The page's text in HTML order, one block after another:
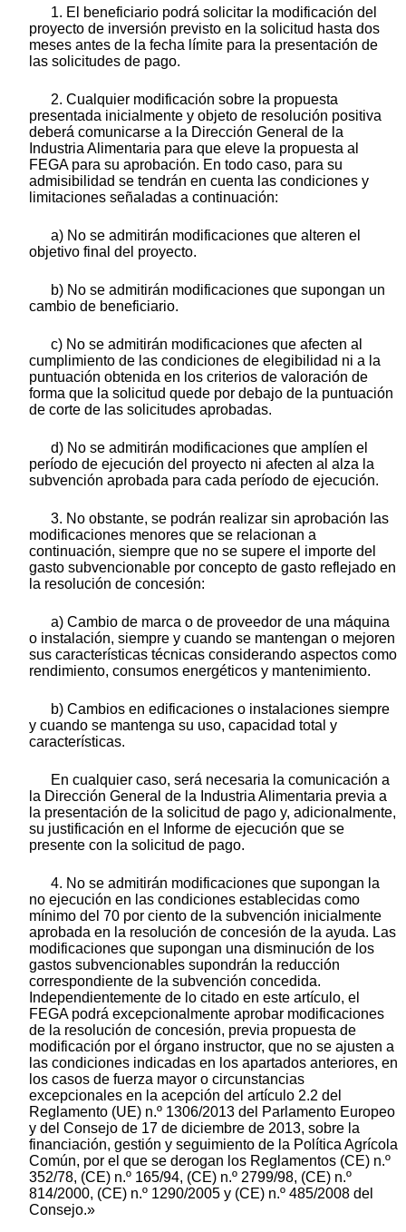
1. El beneficiario podrá solicitar la modificación del
proyecto de inversión previsto en la solicitud hasta dos
meses antes de la fecha límite para la presentación de
las solicitudes de pago.
2. Cualquier modificación sobre la propuesta
presentada inicialmente y objeto de resolución positiva
deberá comunicarse a la Dirección General de la
Industria Alimentaria para que eleve la propuesta al
FEGA para su aprobación. En todo caso, para su
admisibilidad se tendrán en cuenta las condiciones y
limitaciones señaladas a continuación:
a) No se admitirán modificaciones que alteren el
objetivo final del proyecto.
b) No se admitirán modificaciones que supongan un
cambio de beneficiario.
c) No se admitirán modificaciones que afecten al
cumplimiento de las condiciones de elegibilidad ni a la
puntuación obtenida en los criterios de valoración de
forma que la solicitud quede por debajo de la puntuación
de corte de las solicitudes aprobadas.
d) No se admitirán modificaciones que amplíen el
período de ejecución del proyecto ni afecten al alza la
subvención aprobada para cada período de ejecución.
3. No obstante, se podrán realizar sin aprobación las
modificaciones menores que se relacionan a
continuación, siempre que no se supere el importe del
gasto subvencionable por concepto de gasto reflejado en
la resolución de concesión:
a) Cambio de marca o de proveedor de una máquina
o instalación, siempre y cuando se mantengan o mejoren
sus características técnicas considerando aspectos como
rendimiento, consumos energéticos y mantenimiento.
b) Cambios en edificaciones o instalaciones siempre
y cuando se mantenga su uso, capacidad total y
características.
En cualquier caso, será necesaria la comunicación a
la Dirección General de la Industria Alimentaria previa a
la presentación de la solicitud de pago y, adicionalmente,
su justificación en el Informe de ejecución que se
presente con la solicitud de pago.
4. No se admitirán modificaciones que supongan la
no ejecución en las condiciones establecidas como
mínimo del 70 por ciento de la subvención inicialmente
aprobada en la resolución de concesión de la ayuda. Las
modificaciones que supongan una disminución de los
gastos subvencionables supondrán la reducción
correspondiente de la subvención concedida.
Independientemente de lo citado en este artículo, el
FEGA podrá excepcionalmente aprobar modificaciones
de la resolución de concesión, previa propuesta de
modificación por el órgano instructor, que no se ajusten a
las condiciones indicadas en los apartados anteriores, en
los casos de fuerza mayor o circunstancias
excepcionales en la acepción del artículo 2.2 del
Reglamento (UE) n.º 1306/2013 del Parlamento Europeo
y del Consejo de 17 de diciembre de 2013, sobre la
financiación, gestión y seguimiento de la Política Agrícola
Común, por el que se derogan los Reglamentos (CE) n.º
352/78, (CE) n.º 165/94, (CE) n.º 2799/98, (CE) n.º
814/2000, (CE) n.º 1290/2005 y (CE) n.º 485/2008 del
Consejo.»